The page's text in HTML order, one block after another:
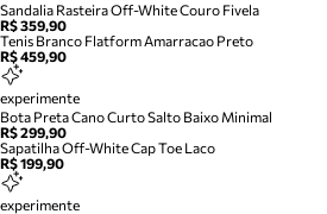
Sandalia Rasteira Off-White Couro Fivela
R$ 359,90
Tenis Branco Flatform Amarracao Preto
R$ 459,90
experimente
Bota Preta Cano Curto Salto Baixo Minimal
R$ 299,90
Sapatilha Off-White Cap Toe Laco
R$ 199,90
experimente